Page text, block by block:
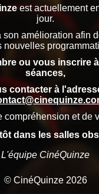
est actuellement
jour.
son amélioration afin
nouvelles
ou vous inscrire
séances,
contacter à
compréhension et de
dans les salles
L'équipe CinéQuinze
© CinéQuinze 2026